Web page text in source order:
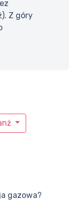
Z góry
gazowa?